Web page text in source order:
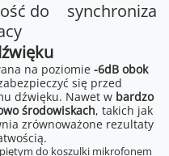
do
na poziomie -6dB obok
się przed
dźwięku. Nawet w bardzo
środowiskach, takich jak
zrównoważone rezultaty